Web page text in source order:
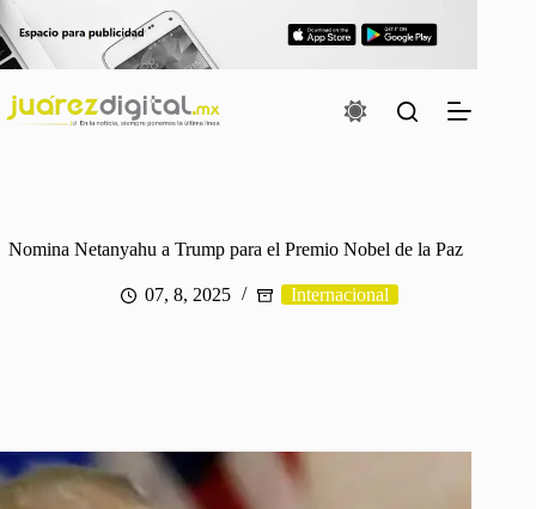
Saltar
al
contenido
Nomina Netanyahu a Trump para el Premio Nobel de la Paz
07, 8, 2025 Internacional